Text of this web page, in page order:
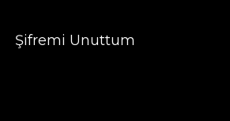
Şifremi Unuttum